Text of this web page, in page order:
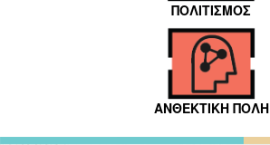
ΠΟΛΙΤΙΣΜΟΣ
ΑΝΘΕΚΤΙΚΗ ΠΟΛΗ